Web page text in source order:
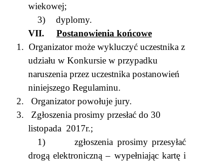
wiekowej;
3)
dyplomy.
VII.
Postanowienia końcowe
1. Organizator może wykluczyć uczestnika z
udziału w Konkursie w przypadku
naruszenia przez uczestnika postanowień
niniejszego Regulaminu.
2.
Organizator powołuje jury.
3.
Zgłoszenia prosimy przesłać do 30
listopada 2017r.;
1)
zgłoszenia prosimy przesyłać
drogą elektroniczną – wypełniając kartę i